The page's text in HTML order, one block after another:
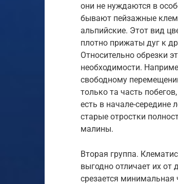
они не нуждаются в
бывают пейзажные
альпийские. Этот вид
плотно прижаты дуг к
Относительно обрезки
необходимости.
свободному
только та часть
есть в начале-середине
старые отростки
малины.
Вторая группа.
выгодно отличает их от
срезается минимальная